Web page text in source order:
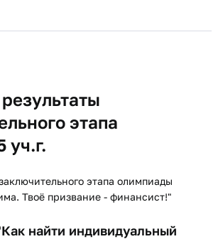
этапа
уч.г.
этапа олимпиады
Твоё призвание - финансист!"
найти индивидуальный